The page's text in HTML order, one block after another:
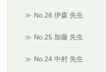
No.26 伊森 先生
No.25 加藤 先生
No.24 中村 先生